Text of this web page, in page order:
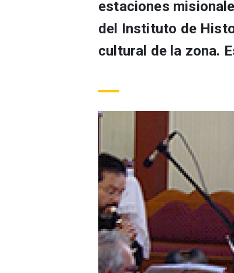
estaciones
del Instituto de
cultural de la zona.